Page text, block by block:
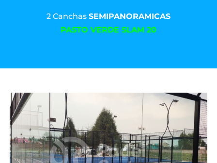
2 Canchas SEMIPANORAMICAS
PASTO VERDE SLAM 20